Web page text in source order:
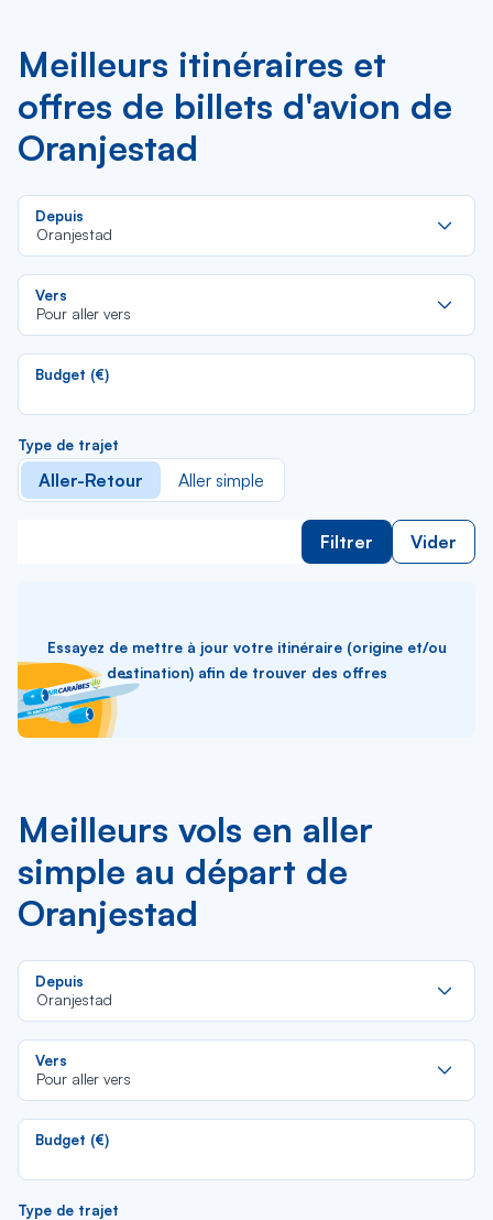
Meilleurs itinéraires et
offres de billets d'avion de
Oranjestad
Depuis
Oranjestad
Vers
Pour aller vers
Budget (€)
Type de trajet
Aller-Retour Aller simple
Filtrer Vider
Essayez de mettre à jour votre itinéraire (origine et/ou
destination) afin de trouver des offres
Meilleurs vols en aller
simple au départ de
Oranjestad
Depuis
Oranjestad
Vers
Pour aller vers
Budget (€)
Type de trajet